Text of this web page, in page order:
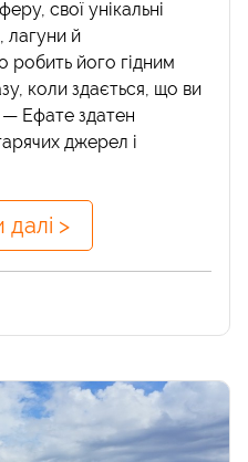
свої унікальні
лагуни й
його гідним
коли здається, що ви
— Ефате здатен
джерел і
далі >